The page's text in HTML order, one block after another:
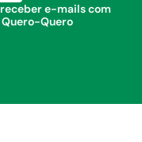
e-mails com
Quero-Quero